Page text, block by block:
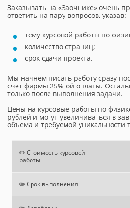
Заказывать на «Заочнике» очень
ответить на пару вопросов, указав:
тему курсовой работы по
количество страниц;
срок сдачи проекта.
Мы начнем писать работу сразу
счет фирмы 25%-ой оплаты.
только после выполнения задачи.
Цены на курсовые работы по
рублей и могут увеличиваться в
объема и требуемой уникальности
✏️ Стоимость курсовой
работы
✏️ Срок выполнения